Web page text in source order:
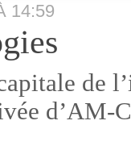
14:59
de
d’AM-